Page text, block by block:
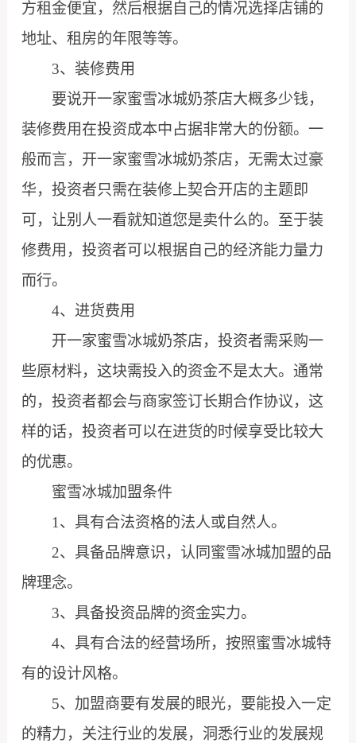
方租金便宜，然后根据自己的情况选择店铺的
地址、租房的年限等等。
3、装修费用
要说开一家蜜雪冰城奶茶店大概多少钱，
装修费用在投资成本中占据非常大的份额。一
般而言，开一家蜜雪冰城奶茶店，无需太过豪
华，投资者只需在装修上契合开店的主题即
可，让别人一看就知道您是卖什么的。至于装
修费用，投资者可以根据自己的经济能力量力
而行。
4、进货费用
开一家蜜雪冰城奶茶店，投资者需采购一
些原材料，这块需投入的资金不是太大。通常
的，投资者都会与商家签订长期合作协议，这
样的话，投资者可以在进货的时候享受比较大
的优惠。
蜜雪冰城加盟条件
1、具有合法资格的法人或自然人。
2、具备品牌意识，认同蜜雪冰城加盟的品
牌理念。
3、具备投资品牌的资金实力。
4、具有合法的经营场所，按照蜜雪冰城特
有的设计风格。
5、加盟商要有发展的眼光，要能投入一定
的精力，关注行业的发展，洞悉行业的发展规